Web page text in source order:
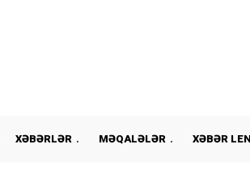
XƏBƏRLƏR MƏQALƏLƏR XƏBƏR